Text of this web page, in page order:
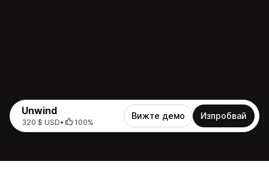
Unwind
320 $ USD• 100%
Вижте демо Изпробвай